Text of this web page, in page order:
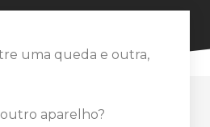
uma queda e outra,
aparelho?